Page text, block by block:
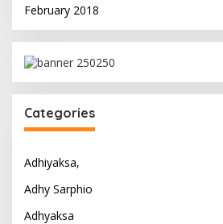
February 2018
Categories
Adhiyaksa,
Adhy Sarphio
Adhyaksa